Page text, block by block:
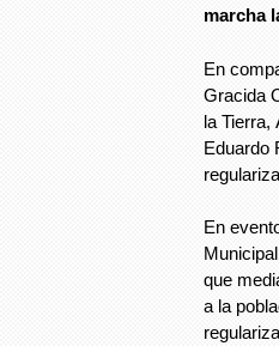
marcha
En
Gracida
la Tierra,
Eduardo
En
que
a la